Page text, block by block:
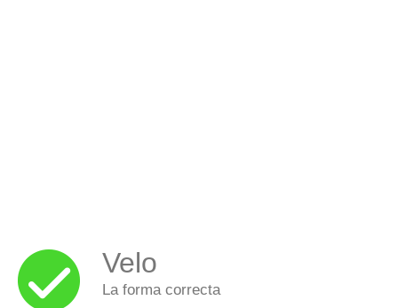
Velo
La forma correcta